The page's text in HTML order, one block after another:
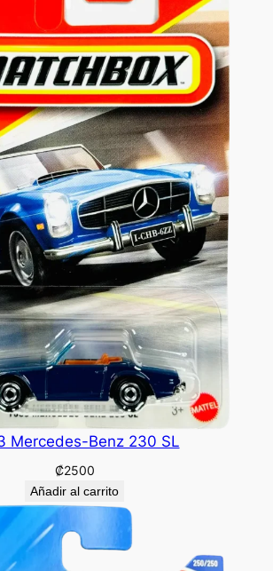
Mercedes-Benz 230 SL
₡2500
Añadir al carrito